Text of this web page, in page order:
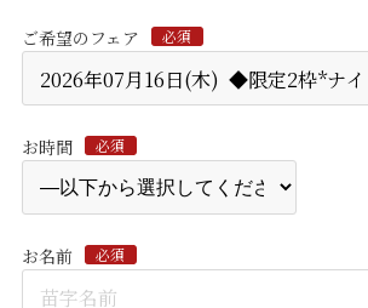
ご希望のフェア 必須
お時間 必須
お名前 必須